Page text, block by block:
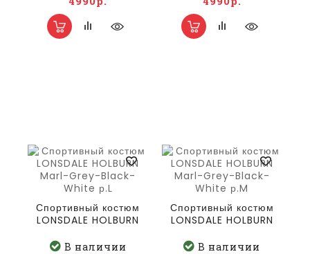
Спортивный костюм
LONSDALE HOLBURN
White р.L
В наличии
Спортивный костюм
LONSDALE HOLBURN
White р.M
В наличии